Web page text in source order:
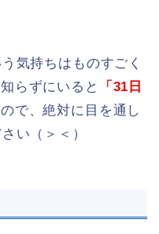
気持ちはものすごく
らずにいると
「31日
ので、絶対に目を通し
い（＞＜）